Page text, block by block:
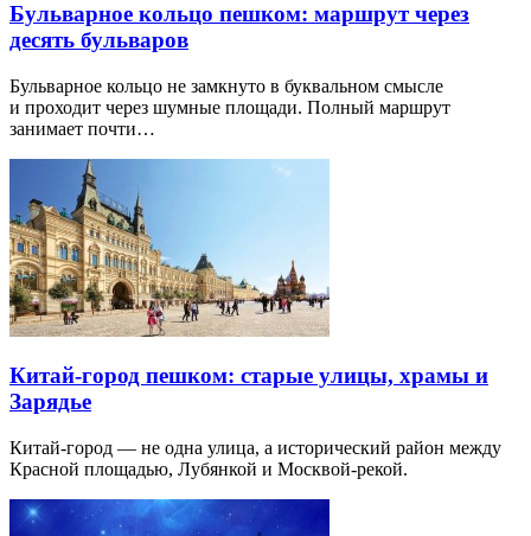
Бульварное кольцо пешком: маршрут через
десять бульваров
Бульварное кольцо не замкнуто в буквальном смысле
и проходит через шумные площади. Полный маршрут
занимает почти…
Китай-город пешком: старые улицы, храмы и
Зарядье
Китай-город — не одна улица, а исторический район между
Красной площадью, Лубянкой и Москвой-рекой.